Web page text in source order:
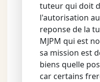
tuteur qui doit
l'autorisation
reponse de la
MJPM qui est
sa mission est
biens quelle
car certains